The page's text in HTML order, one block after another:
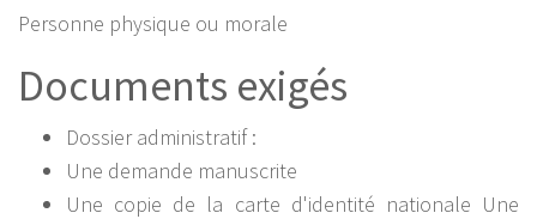
Personne physique ou morale
Documents exigés
Dossier administratif :
Une demande manuscrite
Une copie de la carte d'identité nationale Une